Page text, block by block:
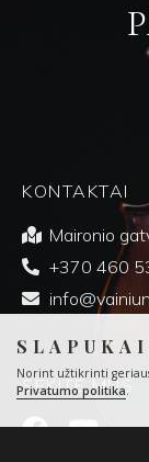
SLAPUKAI
Norint užtikrinti
Privatumo politika.
KONTAKTAI
Maironio
+370 460
SEKITE MUS